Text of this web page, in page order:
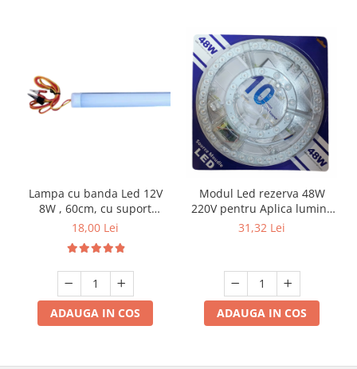
Lampa cu banda Led 12V
8W , 60cm, cu suport
aluminiu si clesti de
18,00 Lei
ADAUGA IN COS
Modul Led rezerva 48W
220V pentru Aplica lumina
calda 3500KK
31,32 Lei
ADAUGA IN COS